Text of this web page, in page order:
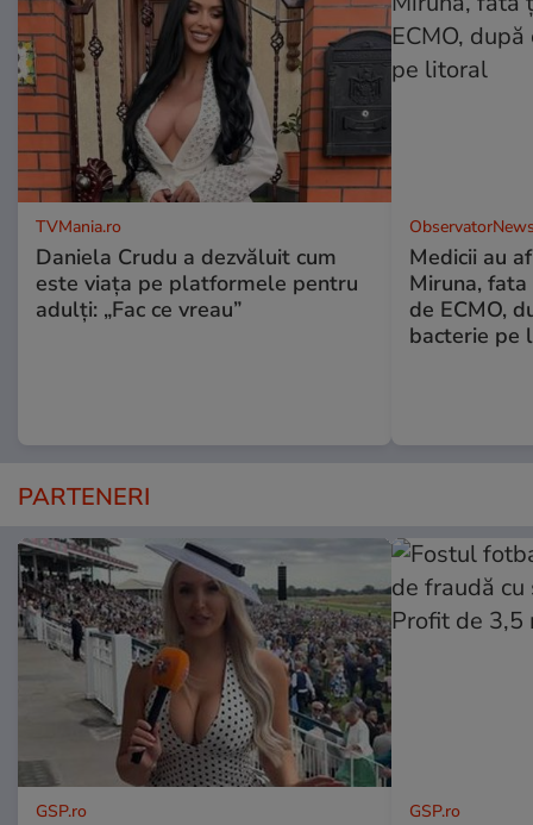
TVMania.ro
Daniela Crudu a dezvăluit cum
este viața pe platformele pentru
adulți: „Fac ce vreau”
Medicii au
Miruna,
de ECMO,
bacterie pe
PARTENERI
GSP.ro GSP.ro